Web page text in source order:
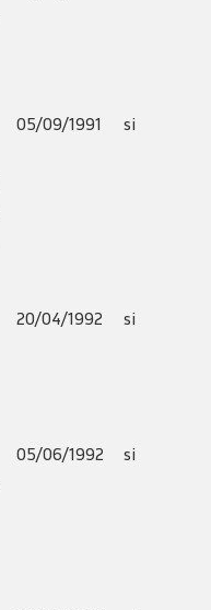
05/09/1991 si
20/04/1992 si
05/06/1992 si